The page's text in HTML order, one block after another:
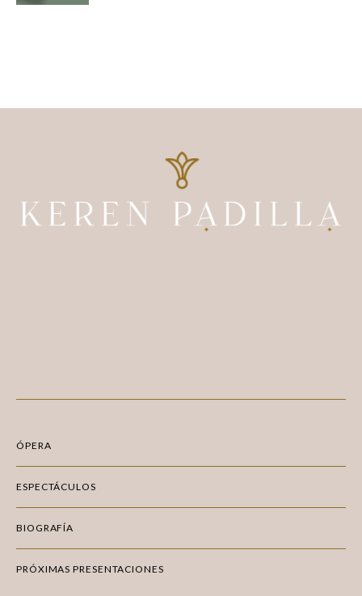
ÓPERA
ESPECTÁCULOS
BIOGRAFÍA
PRÓXIMAS PRESENTACIONES